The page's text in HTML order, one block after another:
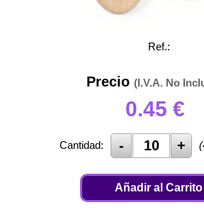
Ref.:
Precio (I.V.A. No
0.45 €
Cantidad: (
Añadir al Carrito